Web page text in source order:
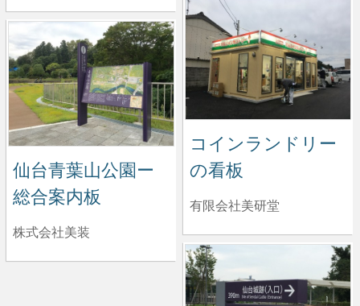
コインランドリー
の看板
有限会社美研堂
仙台青葉山公園ー
総合案内板
株式会社美装